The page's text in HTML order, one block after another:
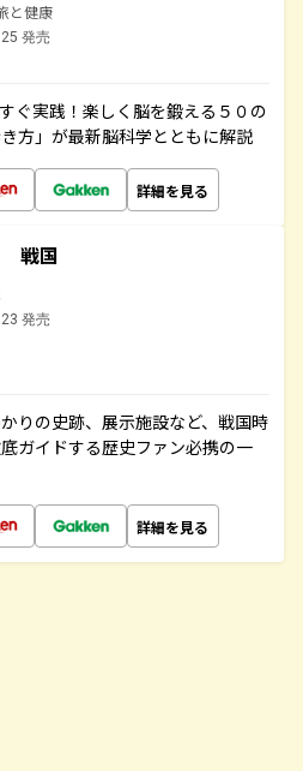
と健康
発売
ぐ実践！楽しく脳を鍛える５０の
方」が最新脳科学とともに解説
詳細を見る
戦国
発売
りの史跡、展示施設など、戦国時
ガイドする歴史ファン必携の一
詳細を見る